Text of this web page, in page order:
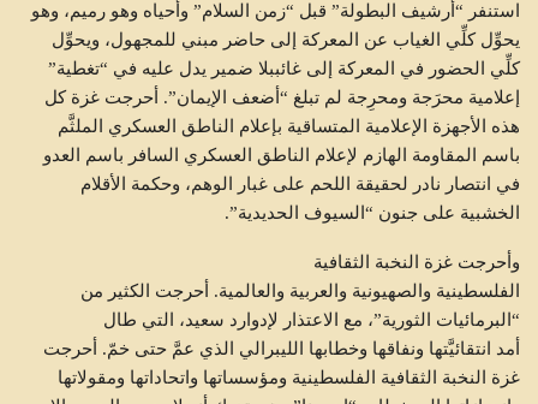
استنفر “أرشيف البطولة” قبل “زمن السلام” وأحياه وهو رميم، وهو
يحوِّل كلِّي الغياب عن المعركة إلى حاضر مبني للمجهول، ويحوِّل
كلِّي الحضور في المعركة إلى غائببلا ضمير يدل عليه في “تغطية”
إعلامية محرَجة ومحرِجة لم تبلغ “أضعف الإيمان”. أحرجت غزة كل
هذه الأجهزة الإعلامية المتساقية بإعلام الناطق العسكري الملثَّم
باسم المقاومة الهازم لإعلام الناطق العسكري السافر باسم العدو
في انتصار نادر لحقيقة اللحم على غبار الوهم، وحكمة الأقلام
الخشبية على جنون “السيوف الحديدية”.
وأحرجت غزة النخبة الثقافية
الفلسطينية والصهيونية والعربية والعالمية. أحرجت الكثير من
“البرمائيات الثورية”، مع الاعتذار لإدوارد سعيد، التي طال
أمد انتقائيَّتها ونفاقها وخطابها الليبرالي الذي عمَّ حتى خمّ. أحرجت
غزة النخبة الثقافية الفلسطينية ومؤسساتها واتحاداتها ومقولاتها